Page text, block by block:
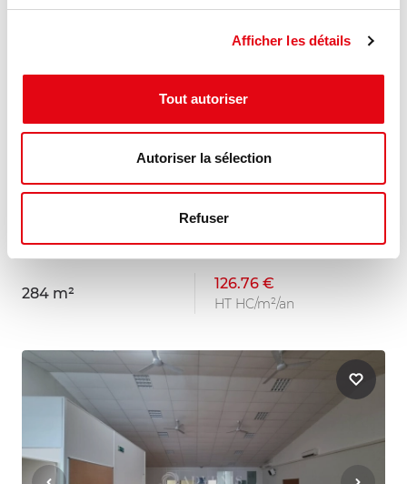
Afficher les détails
Tout autoriser
Autoriser la sélection
Refuser
284 m²
126.76 €
HT HC/m²/an